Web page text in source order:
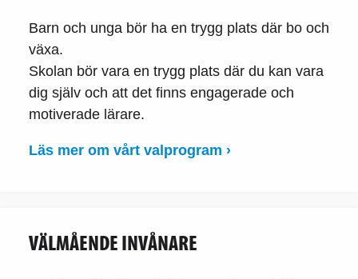
Barn och unga bör ha en trygg plats där bo och
växa.
Skolan bör vara en trygg plats där du kan vara
dig själv och att det finns engagerade och
motiverade lärare.
Läs mer om vårt valprogram ›
VÄLMÅENDE INVÅNARE